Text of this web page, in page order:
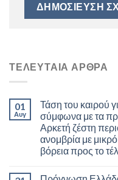
ΤΕΛΕΥΤΑΊΑ ΆΡΘΡΑ
01
Αυγ
Τάση του καιρού
σύμφωνα με τα
Αρκετή ζέστη
ανομβρία με
βόρεια προς το